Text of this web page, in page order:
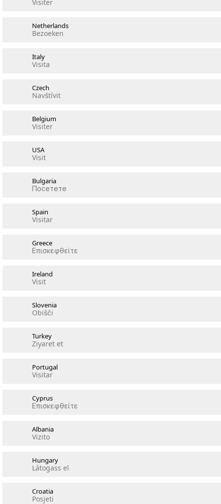
Visiter
Netherlands
Bezoeken
Italy
Visita
Czech
Navštívit
Belgium
Visiter
USA
Visit
Bulgaria
Посетете
Spain
Visitar
Greece
Επισκεφθείτε
Ireland
Visit
Slovenia
Obišči
Turkey
Ziyaret et
Portugal
Visitar
Cyprus
Επισκεφθείτε
Albania
Vizito
Hungary
Látogass el
Croatia
Posjeti